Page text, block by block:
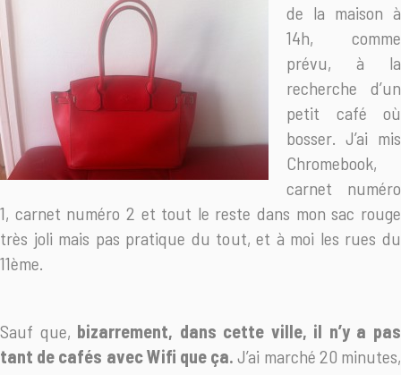
de la maison à
14h, comme
prévu, à la
recherche d’un
petit café où
bosser. J’ai mis
Chromebook,
carnet numéro
1, carnet numéro 2 et tout le reste dans mon sac rouge
très joli mais pas pratique du tout, et à moi les rues du
11ème.
Sauf que, bizarrement, dans cette ville, il n’y a pas
tant de cafés avec Wifi que ça. J’ai marché 20 minutes,